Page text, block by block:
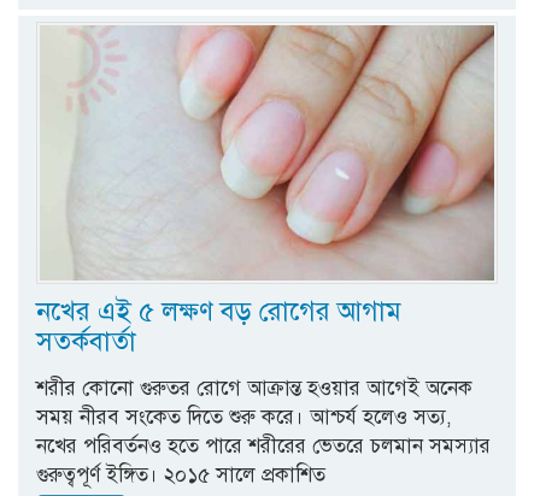
নখের এই ৫ লক্ষণ বড় রোগের আগাম
সতর্কবার্তা
শরীর কোনো গুরুতর রোগে আক্রান্ত হওয়ার আগেই অনেক
সময় নীরব সংকেত দিতে শুরু করে। আশ্চর্য হলেও সত্য,
নখের পরিবর্তনও হতে পারে শরীরের ভেতরে চলমান সমস্যার
গুরুত্বপূর্ণ ইঙ্গিত। ২০১৫ সালে প্রকাশিত